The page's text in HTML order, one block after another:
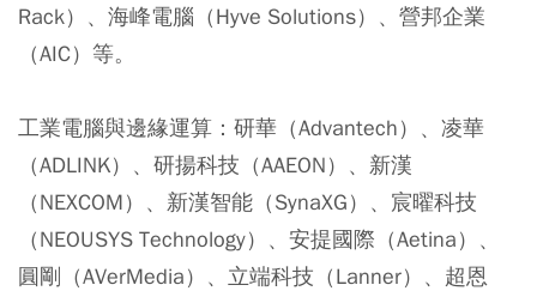
Rack）、海峰電腦（Hyve Solutions）、營邦企業
（AIC）等。
工業電腦與邊緣運算： 研華（Advantech）、凌華
（ADLINK）、研揚科技（AAEON）、新漢
（NEXCOM）、新漢智能（SynaXG）、宸曜科技
（NEOUSYS Technology）、安提國際（Aetina）、
圓剛（AVerMedia）、立端科技（Lanner）、超恩